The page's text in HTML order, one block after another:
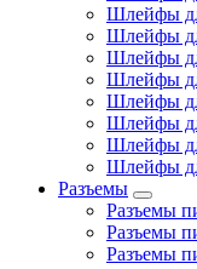
Шлейфы
Шлейфы
Шлейфы
Шлейфы
Шлейфы
Шлейфы
Шлейфы
Шлейфы
Разъемы
Разъемы
Разъемы
Разъемы